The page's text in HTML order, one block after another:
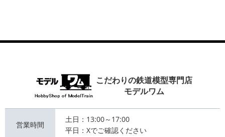
こだわりの鉄道模型専門店
モデルワム
営業時間
土日：13:00～17:00
平日：Xでご確認ください